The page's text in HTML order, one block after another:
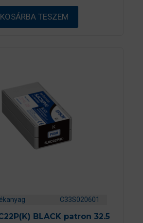
b
ő
l
KOSÁRBA TESZEM
C33S020601
BLACK patron 32.5